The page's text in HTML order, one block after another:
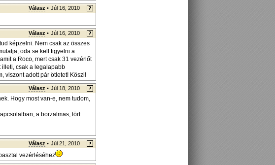
Válasz • Júl 16, 2010
Válasz • Júl 16, 2010
képzelni. Nem csak az összes
oda se kell figyelni a
a Roco, mert csak 31 vezérlőt
illeti, csak a legalapabb
viszont adott pár ötletet! Köszi!
Válasz • Júl 18, 2010
Hogy most van-e, nem tudom,
a borzalmas, tört
Válasz • Júl 21, 2010
vezérléséhez